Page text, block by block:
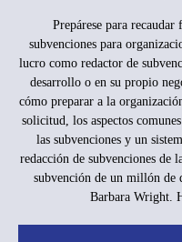
Prepárese para recaudar
subvenciones para
lucro como redactor de
desarrollo o en su propio
cómo preparar a la
solicitud, los aspectos
las subvenciones y un
redacción de subvenciones de
subvención de un millón de
Barbara Wright.